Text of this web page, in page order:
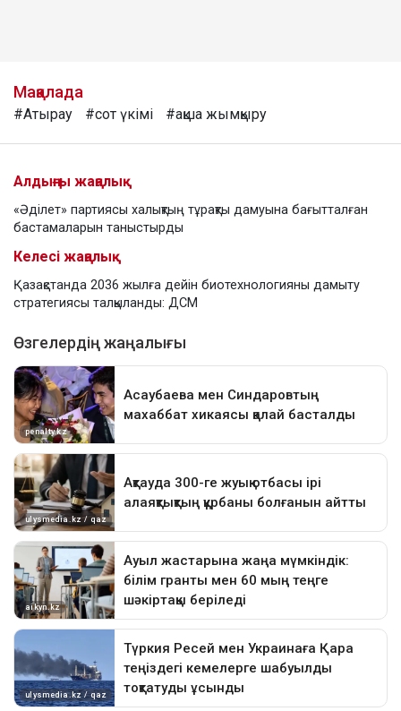
Мақалада
#Атырау #сот үкімі #ақша жымқыру
Алдыңғы жаңалық
«Әділет» партиясы халықтың тұрақты дамуына бағытталған
бастамаларын таныстырды
Келесі жаңалық
Қазақстанда 2036 жылға дейін биотехнологияны дамыту
стратегиясы талқыланды: ДСМ